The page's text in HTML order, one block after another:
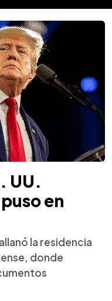
UU.
en
la residencia
donde